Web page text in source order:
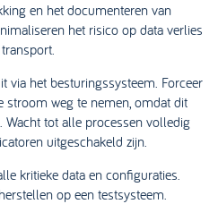
en het documenteren van
het risico op data verlies
via het besturingssysteem. Forceer
stroom weg te nemen, omdat dit
Wacht tot alle processen volledig
uitgeschakeld zijn.
kritieke data en configuraties.
op een testsysteem.